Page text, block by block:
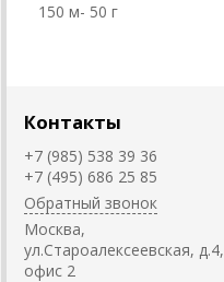
150 м- 50 г
Контакты
+7 (985) 538 39 36
+7 (495) 686 25 85
Обратный звонок
Москва,
ул.Староалексеевская, д.4,
офис 2